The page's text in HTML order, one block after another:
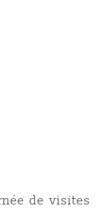
de visites